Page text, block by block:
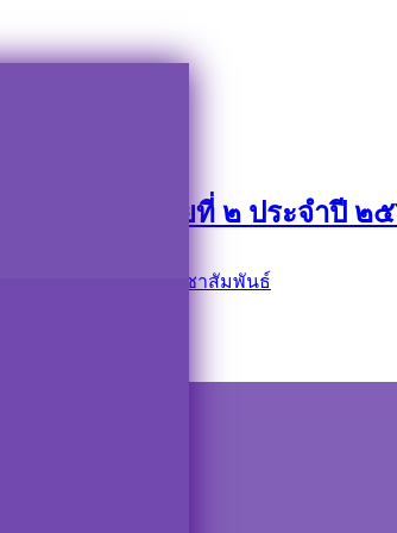
ะชุมสามัญ สมัยที่ ๒ ประจำปี ๒
ข่าวประชาสัมพันธ์